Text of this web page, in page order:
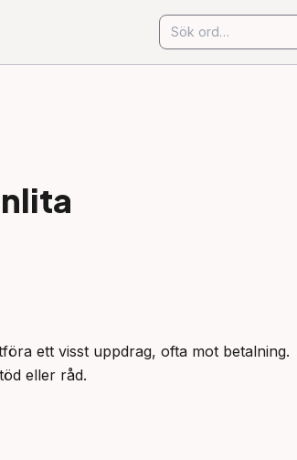
ett visst uppdrag, ofta mot betalning.
eller råd.